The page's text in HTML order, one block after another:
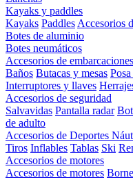
Kayaks y paddles
Kayaks Paddles Accesorios
Botes de aluminio
Botes neumáticos
Accesorios de embarcaciones
Baños Butacas y mesas
Interruptores y llaves
Accesorios de seguridad
Salvavidas Pantalla radar
de adulto
Accesorios de Deportes
Tiros Inflables Tablas Ski
Accesorios de motores
Accesorios de motores